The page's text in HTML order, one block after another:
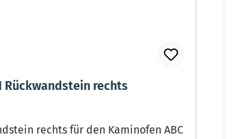
Rückwandstein rechts
ABC